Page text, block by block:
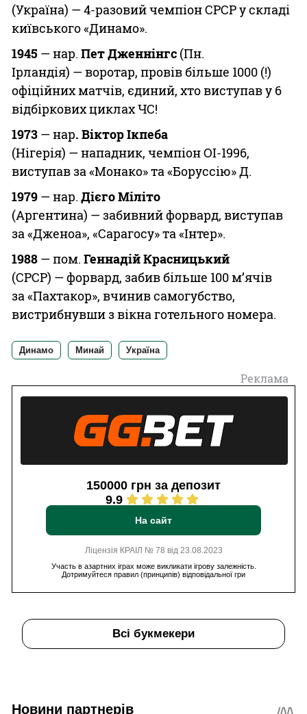
(Україна) — 4-разовий чемпіон СРСР у складі
київського «Динамо».
1945 — нар. Пет Дженнінгс (Пн.
Ірландія) — воротар, провів більше 1000 (!)
офіційних матчів, єдиний, хто виступав у 6
відбіркових циклах ЧС!
1973 — нар. Віктор Ікпеба
(Нігерія) — нападник, чемпіон ОІ-1996,
виступав за «Монако» та «Боруссію» Д.
1979 — нар. Дієго Міліто
(Аргентина) — забивний форвард, виступав
за «Дженоа», «Сарагосу» та «Інтер».
1988 — пом. Геннадій Красницький
(СРСР) — форвард, забив більше 100 м’ячів
за «Пахтакор», вчинив самогубство,
вистрибнувши з вікна готельного номера.
Динамо Минай Україна
Реклама
150000 грн за депозит
9.9
На сайт
Ліцензія КРАІЛ № 78 від 23.08.2023
Участь в азартних іграх може викликати ігрову залежність.
Дотримуйтеся правил (принципів) відповідальної гри
Всі букмекери